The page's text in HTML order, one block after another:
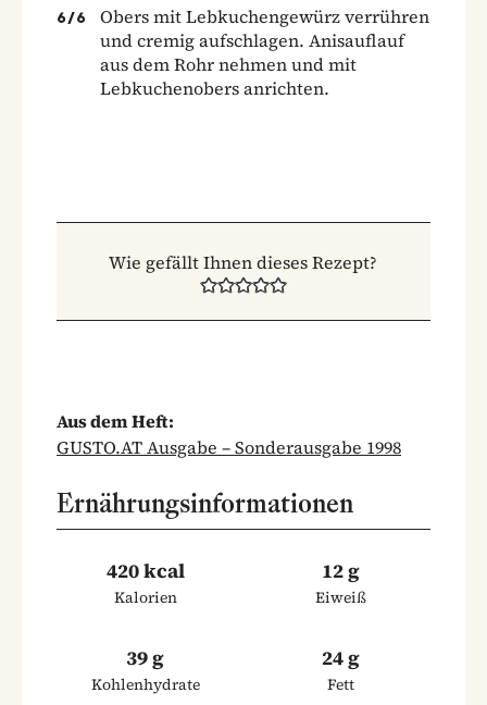
6/6
Obers mit Lebkuchengewürz verrühren
und cremig aufschlagen. Anisauflauf
aus dem Rohr nehmen und mit
Lebkuchenobers anrichten.
Wie gefällt Ihnen dieses Rezept?
Aus dem Heft:
GUSTO.AT Ausgabe – Sonderausgabe 1998
Ernährungsinformationen
420 kcal
Kalorien
12 g
Eiweiß
39 g
Kohlenhydrate
24 g
Fett